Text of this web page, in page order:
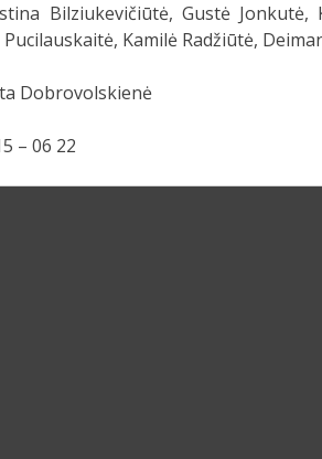
Bilziukevičiūtė, Gustė
Kamilė Radžiūtė,
Dobrovolskienė
– 06 22